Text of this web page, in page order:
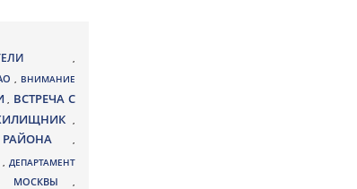
,
, ВНИМАНИЕ
, ВСТРЕЧА С
,
,
, ДЕПАРТАМЕНТ
МОСКВЫ ,